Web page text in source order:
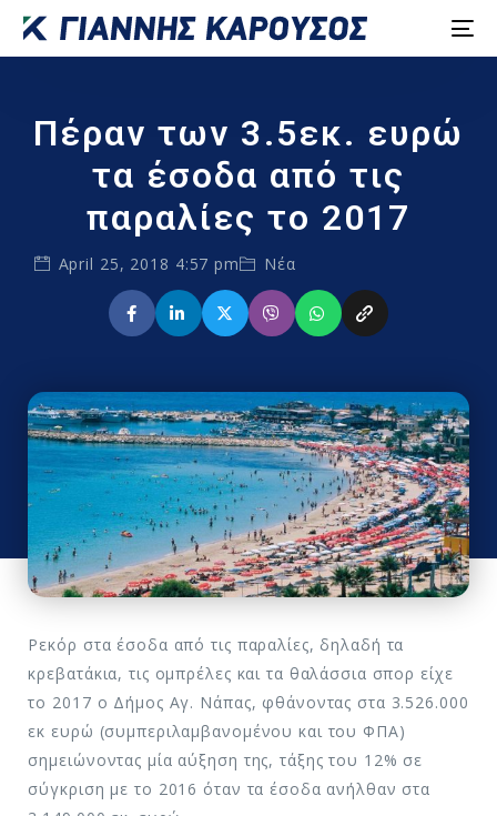
Πέραν των 3.5εκ. ευρώ
τα έσοδα από τις
παραλίες το 2017
April 25, 2018 4:57 pm Νέα
Ρεκόρ στα έσοδα από τις παραλίες, δηλαδή τα
κρεβατάκια, τις ομπρέλες και τα θαλάσσια σπορ είχε
το 2017 ο Δήμος Αγ. Νάπας, φθάνοντας στα 3.526.000
εκ ευρώ (συμπεριλαμβανομένου και του ΦΠΑ)
σημειώνοντας μία αύξηση της, τάξης του 12% σε
σύγκριση με το 2016 όταν τα έσοδα ανήλθαν στα